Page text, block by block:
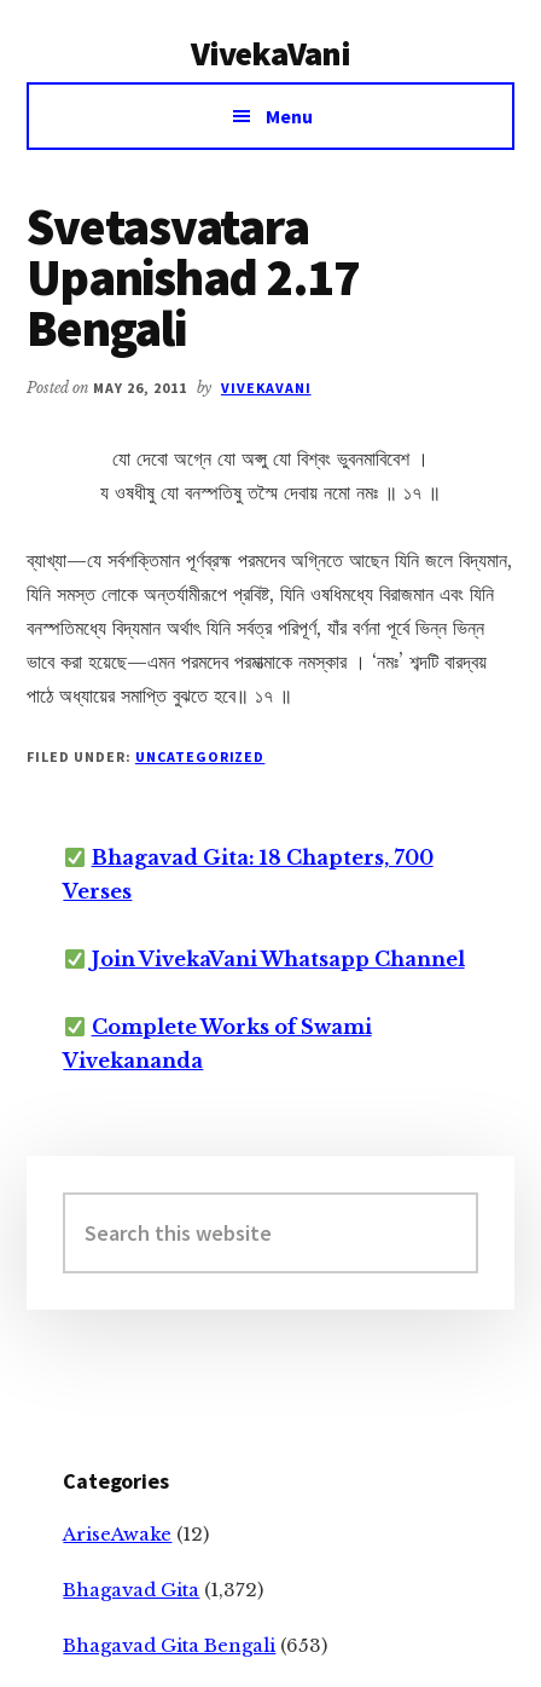
VivekaVani
Voice
Vivekananda
Menu
Svetasvatara
Upanishad 2.17
Bengali
Posted on MAY 26, 2011 by VIVEKAVANI
যো দেবো অগ্নে যো অপ্সু যো বিশ্বং ভুবনমাবিবেশ ।
য ওষধীষু যো বনস্পতিষু তস্মৈ দেবায় নমো নমঃ ॥ ১৭ ॥
ব্যাখ্যা—যে সর্বশক্তিমান পূর্ণব্রহ্ম পরমদেব অগ্নিতে আছেন যিনি জলে বিদ্যমান,
যিনি সমস্ত লোকে অন্তর্যামীরূপে প্রবিষ্ট, যিনি ওষধিমধ্যে বিরাজমান এবং যিনি
বনস্পতিমধ্যে বিদ্যমান অর্থাৎ যিনি সর্বত্র পরিপূর্ণ, যাঁর বর্ণনা পূর্বে ভিন্ন ভিন্ন
ভাবে করা হয়েছে—এমন পরমদেব পরমাত্মাকে নমস্কার । ‘নমঃ’ শব্দটি বারদ্বয়
পাঠে অধ্যায়ের সমাপ্তি বুঝতে হবে॥ ১৭ ॥
FILED UNDER: UNCATEGORIZED
Bhagavad Gita: 18 Chapters, 700
Verses
Join VivekaVani Whatsapp Channel
Complete Works of Swami
Vivekananda
Sidebar
this
website
Categories
AriseAwake (12)
Bhagavad Gita (1,372)
Bhagavad Gita Bengali (653)